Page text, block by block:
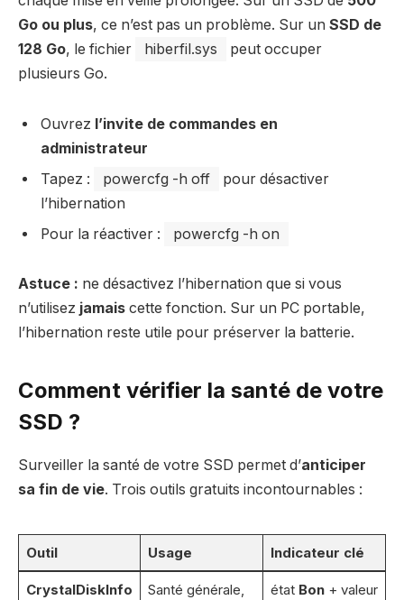
Go ou plus, ce n’est pas un problème. Sur un SSD de
128 Go, le fichier hiberfil.sys
peut occuper
plusieurs Go.
Ouvrez l’invite de commandes en
administrateur
Tapez :
powercfg -h off
pour désactiver
l’hibernation
Pour la réactiver :
powercfg -h on
Astuce : ne désactivez l’hibernation que si vous
n’utilisez jamais cette fonction. Sur un PC portable,
l’hibernation reste utile pour préserver la batterie.
Comment vérifier la santé de votre
SSD ?
Surveiller la santé de votre SSD permet d’anticiper
sa fin de vie. Trois outils gratuits incontournables :
Outil Usage Indicateur clé
CrystalDiskInfo
Santé générale,
état Bon+ valeur